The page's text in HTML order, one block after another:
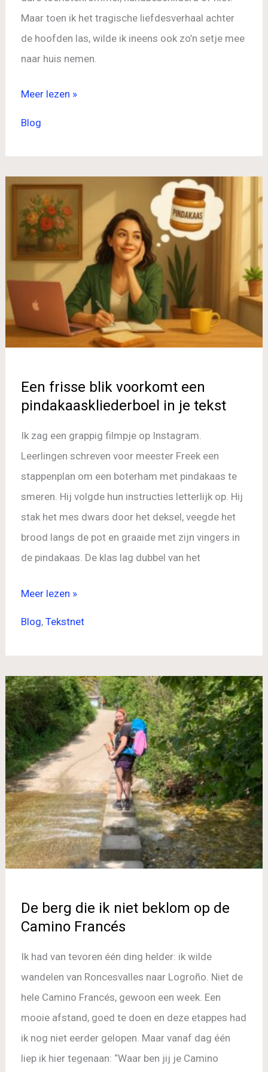
Maar toen ik het tragische liefdesverhaal achter
de hoofden las, wilde ik ineens ook zo’n setje mee
naar huis nemen.
Meer lezen »
Blog
Een frisse blik voorkomt een
pindakaaskliederboel in je tekst
Ik zag een grappig filmpje op Instagram.
Leerlingen schreven voor meester Freek een
stappenplan om een boterham met pindakaas te
smeren. Hij volgde hun instructies letterlijk op. Hij
stak het mes dwars door het deksel, veegde het
brood langs de pot en graaide met zijn vingers in
de pindakaas. De klas lag dubbel van het
Een
frisse
blik
voorkomt
een
pindakaaskliederboel
je
tekst
Meer lezen »
Blog, Tekstnet
De berg die ik niet beklom op de
Camino Francés
Ik had van tevoren één ding helder: ik wilde
wandelen van Roncesvalles naar Logroño. Niet de
hele Camino Francés, gewoon een week. Een
mooie afstand, goed te doen en deze etappes had
ik nog niet eerder gelopen. Maar vanaf dag één
liep ik hier tegenaan: “Waar ben jij je Camino
De
berg
die
ik
niet
beklom
op
de
Camino
Francés